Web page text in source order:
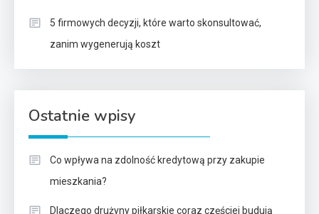
5 firmowych decyzji, które warto skonsultować,
zanim wygenerują koszt
Ostatnie wpisy
Co wpływa na zdolność kredytową przy zakupie
mieszkania?
Dlaczego drużyny piłkarskie coraz częściej budują